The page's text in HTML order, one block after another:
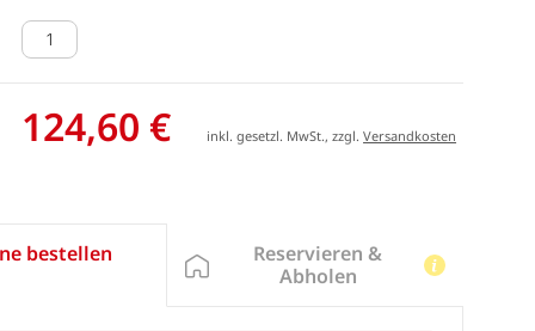
124,60 € inkl. gesetzl. MwSt., zzgl.Versandkosten
bestellen
Reservieren &
Abholen